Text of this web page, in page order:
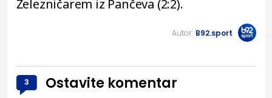
Železničarem iz Pančeva (2:2).
Autor: B92.sport
3 Ostavite komentar